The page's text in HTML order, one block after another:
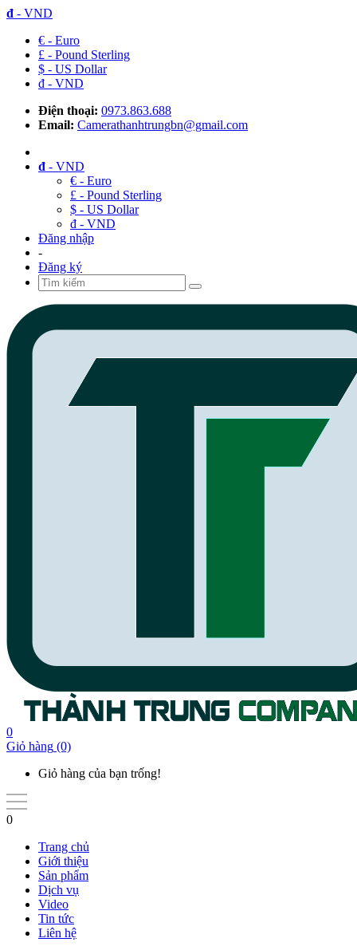
đ - VND
€ - Euro
£ - Pound Sterling
$ - US Dollar
đ - VND
Điện thoại: 0973.863.688
Email: Camerathanhtrungbn@gmail.com
đ - VND
€ - Euro
£ - Pound Sterling
$ - US Dollar
đ - VND
Đăng nhập
-
Đăng ký
0
Giỏ hàng (0)
Giỏ hàng của bạn trống!
0
Trang chủ
Giới thiệu
Sản phẩm
Dịch vụ
Video
Tin tức
Liên hệ